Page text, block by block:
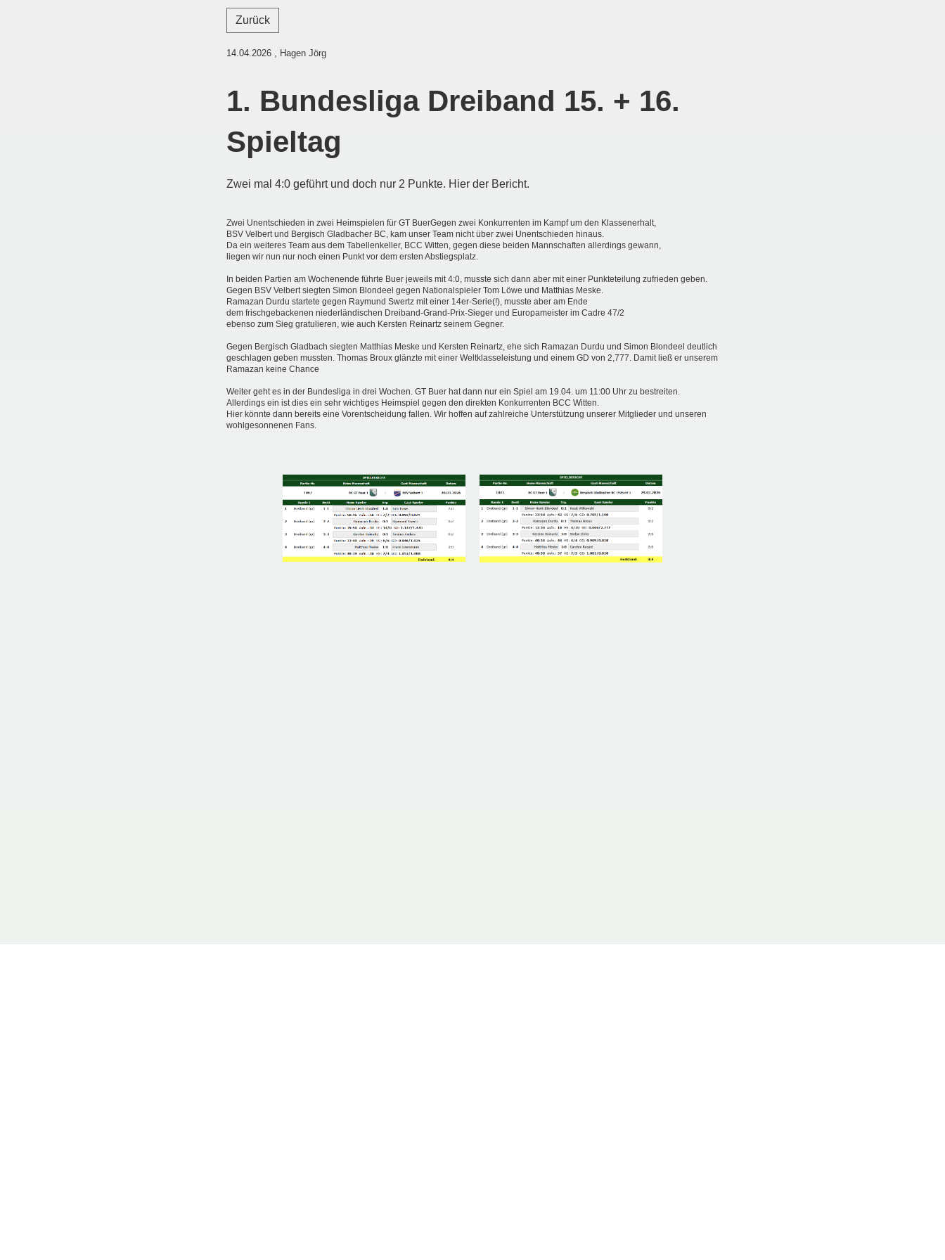
Zurück
14.04.2026, Hagen Jörg
1. Bundesliga Dreiband 15. + 16.
Spieltag
Zwei mal 4:0 geführt und doch nur 2 Punkte. Hier der Bericht.
Zwei Unentschieden in zwei Heimspielen für GT BuerGegen zwei Konkurrenten im Kampf um den Klassenerhalt,
BSV Velbert und Bergisch Gladbacher BC, kam unser Team nicht über zwei Unentschieden hinaus.
Da ein weiteres Team aus dem Tabellenkeller, BCC Witten, gegen diese beiden Mannschaften allerdings gewann,
liegen wir nun nur noch einen Punkt vor dem ersten Abstiegsplatz.
In beiden Partien am Wochenende führte Buer jeweils mit 4:0, musste sich dann aber mit einer Punkteteilung zufrieden geben.
Gegen BSV Velbert siegten Simon Blondeel gegen Nationalspieler Tom Löwe und Matthias Meske.
Ramazan Durdu startete gegen Raymund Swertz mit einer 14er-Serie(!), musste aber am Ende
dem frischgebackenen niederländischen Dreiband-Grand-Prix-Sieger und Europameister im Cadre 47/2
ebenso zum Sieg gratulieren, wie auch Kersten Reinartz seinem Gegner.
Gegen Bergisch Gladbach siegten Matthias Meske und Kersten Reinartz, ehe sich Ramazan Durdu und Simon Blondeel deutlich
geschlagen geben mussten. Thomas Broux glänzte mit einer Weltklasseleistung und einem GD von 2,777. Damit ließ er unserem
Ramazan keine Chance
Weiter geht es in der Bundesliga in drei Wochen. GT Buer hat dann nur ein Spiel am 19.04. um 11:00 Uhr zu bestreiten.
Allerdings ein ist dies ein sehr wichtiges Heimspiel gegen den direkten Konkurrenten BCC Witten.
Hier könnte dann bereits eine Vorentscheidung fallen. Wir hoffen auf zahlreiche Unterstützung unserer Mitglieder und unseren
wohlgesonnenen Fans.